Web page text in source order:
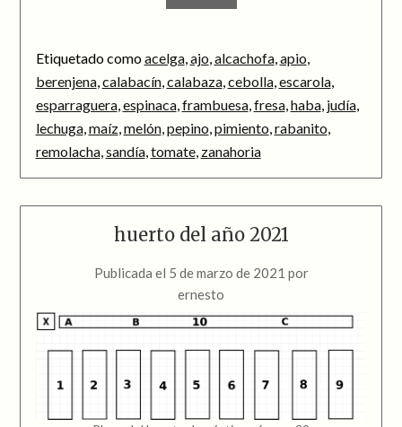
Etiquetado comoacelga,ajo,alcachofa,apio,
berenjena,calabacín,calabaza,cebolla,escarola,
esparraguera,espinaca,frambuesa,fresa,haba, judía,
lechuga,maíz,melón,pepino,pimiento,rabanito,
remolacha,sandía,tomate, zanahoria
huerto del año 2021
Publicada el 5 de marzo de 2021 por
ernesto